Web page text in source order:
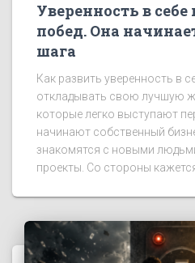
Уверенность в себе
побед. Она
шага
Как развить уверенность в
откладывать свою лучшую
которые легко выступают
начинают собственный
знакомятся с новыми
проекты. Со стороны